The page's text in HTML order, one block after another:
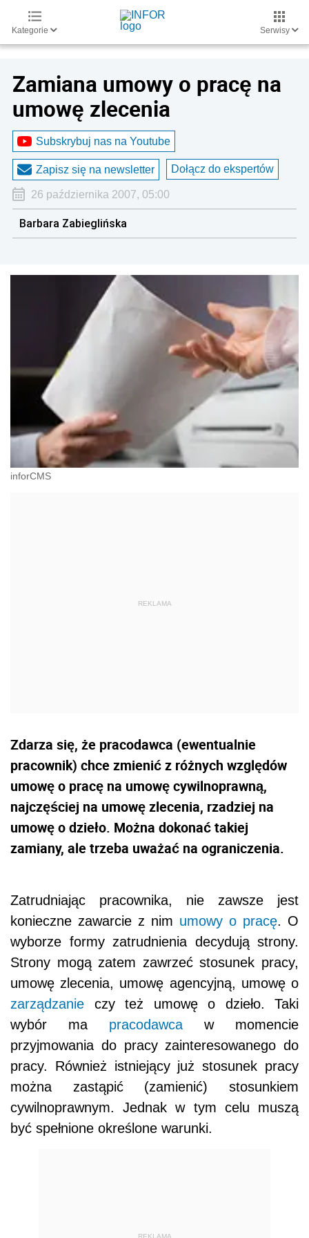
Kategorie Serwisy
Zamiana umowy o pracę na
umowę zlecenia
Subskrybuj nas na Youtube
Zapisz się na newsletter Dołącz do ekspertów
26 października 2007, 05:00
Barbara Zabieglińska
inforCMS
Zdarza się, że pracodawca (ewentualnie
pracownik) chce zmienić z różnych względów
umowę o pracę na umowę cywilnoprawną,
najczęściej na umowę zlecenia, rzadziej na
umowę o dzieło. Można dokonać takiej
zamiany, ale trzeba uważać na ograniczenia.
Zatrudniając pracownika, nie zawsze jest
konieczne zawarcie z nim umowy o pracę. O
wyborze formy zatrudnienia decydują strony.
Strony mogą zatem zawrzeć stosunek pracy,
umowę zlecenia, umowę agencyjną, umowę o
zarządzanie czy też umowę o dzieło. Taki
wybór ma pracodawca w momencie
przyjmowania do pracy zainteresowanego do
pracy. Również istniejący już stosunek pracy
można zastąpić (zamienić) stosunkiem
cywilnoprawnym. Jednak w tym celu muszą
być spełnione określone warunki.
REKLAMA